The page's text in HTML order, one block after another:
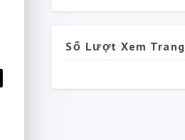
Số Lượt Xem Trang